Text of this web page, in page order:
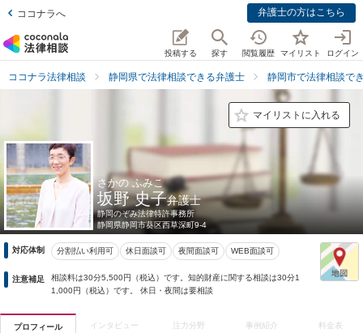
ココナラへ 弁護士の方はこちら
投稿する 探す 閲覧履歴 マイリスト ログイン
ココナラ法律相談 静岡県で法律相談できる弁護士 静岡市で法律相談で
マイリストに入れる
さかの ふみこ
坂野 史子弁護士
静岡のぞみ法律特許事務所
静岡県静岡市葵区西草深町9-4
対応体制 分割払い利用可 休日面談可 夜間面談可 WEB面談可
注意補足
相談料は30分5,500円（税込）です。知的財産に関する相談は30分1
1,000円（税込）です。 休日・夜間は要相談
プロフィール インタビュー 注力分野 事例紹介 料金表